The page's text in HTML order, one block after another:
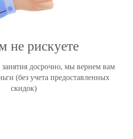
не рискуете
досрочно, мы вернем вам
(без учета предоставленных
скидок)